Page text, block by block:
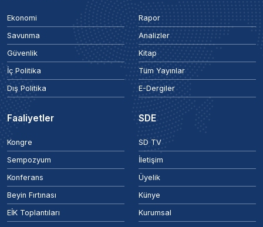
Ekonomi
Savunma
Güvenlik
İç Politika
Dış Politika
Rapor
Analizler
Kitap
Tüm Yayınlar
E-Dergiler
Faaliyetler
Kongre
Sempozyum
Konferans
Beyin Fırtınası
EİK Toplantıları
SDE
SD TV
İletişim
Üyelik
Künye
Kurumsal